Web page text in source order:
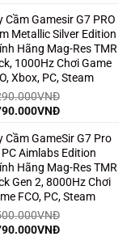
tại
là:
1.939.000VNĐ.
Cầm Gamesir G7 PRO
Metallic Silver Edition
Hãng Mag-Res TMR
1000Hz Chơi Game
Xbox, PC, Steam
VNĐ
VNĐGiá
tại
là:
1.790.000VNĐ.
Cầm GameSir G7 Pro
Aimlabs Edition
Hãng Mag-Res TMR
Gen 2, 8000Hz Chơi
FCO, PC, Steam
VNĐ
VNĐGiá